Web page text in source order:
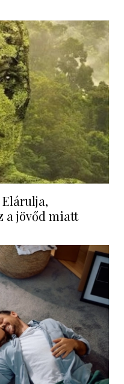
a jövőd miatt